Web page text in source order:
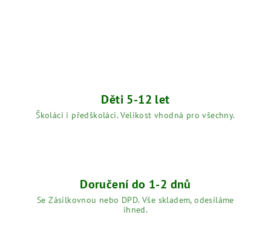
Děti 5-12 let
Školáci i předškoláci. Velikost vhodná pro všechny.
Doručení do 1-2 dnů
Se Zásilkovnou nebo DPD. Vše skladem, odesíláme
ihned.